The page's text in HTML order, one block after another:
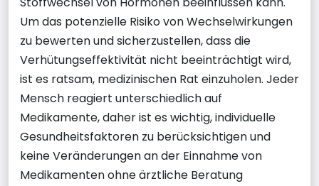
Um das potenzielle Risiko von Wechselwirkungen
zu bewerten und sicherzustellen, dass die
Verhütungseffektivität nicht beeinträchtigt wird,
ist es ratsam, medizinischen Rat einzuholen. Jeder
Mensch reagiert unterschiedlich auf
Medikamente, daher ist es wichtig, individuelle
Gesundheitsfaktoren zu berücksichtigen und
keine Veränderungen an der Einnahme von
Medikamenten ohne ärztliche Beratung